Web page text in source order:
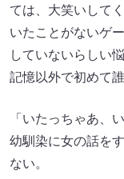
ては、大笑いして
いたことがないゲ
していないらしい
記憶以外で初めて
「いたっちゃあ、
幼馴染に女の話を
ない。